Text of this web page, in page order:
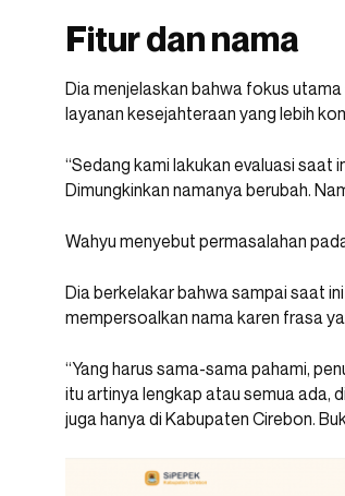
Fitur dan nama
Dia menjelaskan bahwa fokus
layanan kesejahteraan yang lebih
“Sedang kami lakukan evaluasi saat
Dimungkinkan namanya berubah.
Wahyu menyebut permasalahan
Dia berkelakar bahwa sampai saat
mempersoalkan nama karen frasa
“Yang harus sama-sama pahami,
itu artinya lengkap atau semua ada,
juga hanya di Kabupaten Cirebon.